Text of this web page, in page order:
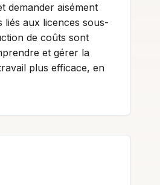
demander aisément
aux licences sous-
de coûts sont
et gérer la
plus efficace, en